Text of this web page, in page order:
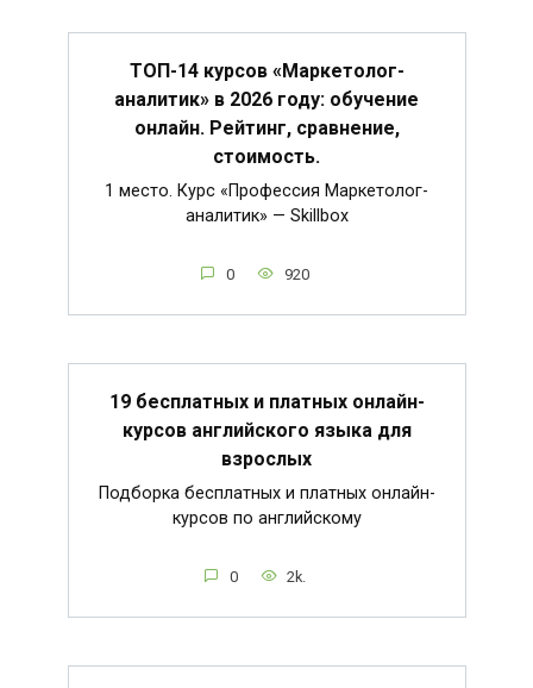
ТОП-14 курсов «Маркетолог-
аналитик» в 2026 году: обучение
онлайн. Рейтинг, сравнение,
стоимость.
1 место. Курс «Профессия Маркетолог-
аналитик» — Skillbox
0 920
19 бесплатных и платных онлайн-
курсов английского языка для
взрослых
Подборка бесплатных и платных онлайн-
курсов по английскому
0 2k.